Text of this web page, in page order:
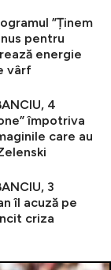
”Ținem
pentru
energie
vârf
4
împotriva
care au
3
îl acuză pe
criza